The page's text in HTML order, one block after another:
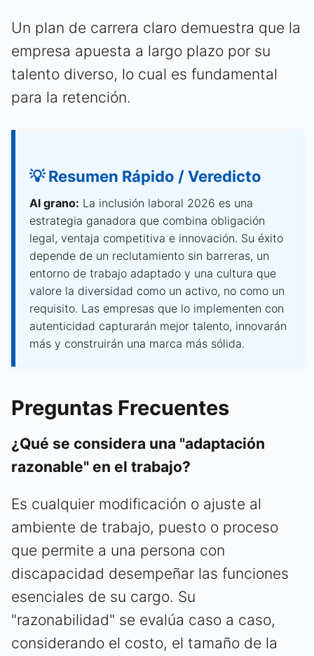
Un plan de carrera claro demuestra que la
empresa apuesta a largo plazo por su
talento diverso, lo cual es fundamental
para la retención.
💡 Resumen Rápido / Veredicto
Al grano: La inclusión laboral 2026 es una
estrategia ganadora que combina obligación
legal, ventaja competitiva e innovación. Su éxito
depende de un reclutamiento sin barreras, un
entorno de trabajo adaptado y una cultura que
valore la diversidad como un activo, no como un
requisito. Las empresas que lo implementen con
autenticidad capturarán mejor talento, innovarán
más y construirán una marca más sólida.
Preguntas Frecuentes
¿Qué se considera una "adaptación
razonable" en el trabajo?
Es cualquier modificación o ajuste al
ambiente de trabajo, puesto o proceso
que permite a una persona con
discapacidad desempeñar las funciones
esenciales de su cargo. Su
"razonabilidad" se evalúa caso a caso,
considerando el costo, el tamaño de la